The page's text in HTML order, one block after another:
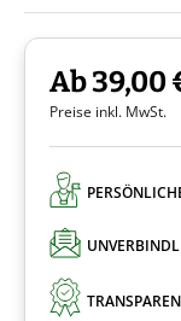
Ab 39,00
Preise inkl. MwSt.